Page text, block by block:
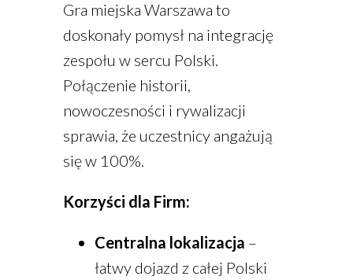
Gra miejska Warszawa to
doskonały pomysł na integrację
zespołu w sercu Polski.
Połączenie historii,
nowoczesności i rywalizacji
sprawia, że uczestnicy angażują
się w 100%.
Korzyści dla Firm:
Centralna lokalizacja –
łatwy dojazd z całej Polski